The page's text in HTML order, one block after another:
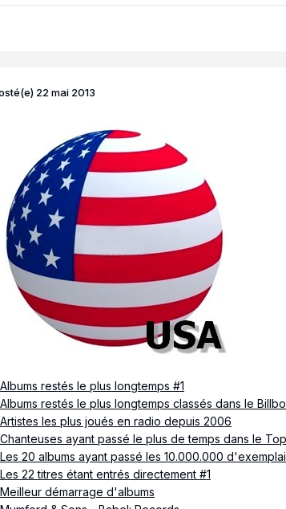
22 mai 2013
Albums restés le plus longtemps #1
Albums restés le plus longtemps classés dans le
Artistes les plus joués en radio depuis 2006
Chanteuses ayant passé le plus de temps dans le
Les 20 albums ayant passé les 10.000.000
Les 22 titres étant entrés directement #1
Meilleur démarrage d'albums